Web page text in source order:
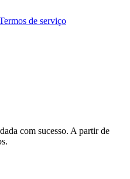
de serviço
com sucesso. A partir de